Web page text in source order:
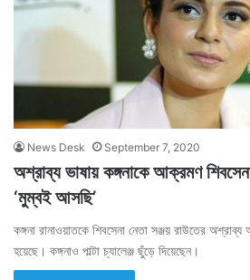
News Desk September 7, 2020
অশ্রাব্য ভাষায় কঙ্গনাকে আক্রমণ
‘মুম্বই আসছি’
কঙ্গনা রানাওয়াতকে শিবসেনা নেতা সঞ্জয় রাউতের
হয়েছে। কঙ্গনাও পাল্টা চ্যালেঞ্জ ছুঁড়ে দিয়েছেন।